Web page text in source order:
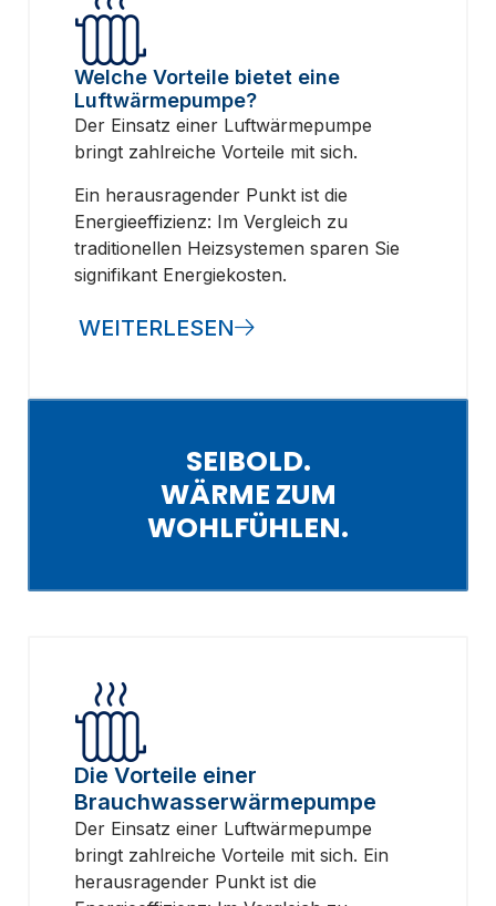
Welche Vorteile bietet eine
Luftwärmepumpe?
Der Einsatz einer Luftwärmepumpe
bringt zahlreiche Vorteile mit sich.
Ein herausragender Punkt ist die
Energieeffizienz: Im Vergleich zu
traditionellen Heizsystemen sparen Sie
signifikant Energiekosten.
WEITERLESEN
SEIBOLD.
WÄRME ZUM
WOHLFÜHLEN.
Die Vorteile einer
Brauchwasserwärme­pumpe
Der Einsatz einer Luftwärmepumpe
bringt zahlreiche Vorteile mit sich. Ein
herausragender Punkt ist die